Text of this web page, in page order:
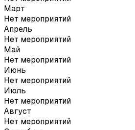
Март
Нет мероприятий
Апрель
Нет мероприятий
Май
Нет мероприятий
Июнь
Нет мероприятий
Июль
Нет мероприятий
Август
Нет мероприятий